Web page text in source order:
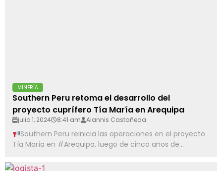
MINERÍA
Southern Peru retoma el desarrollo del
proyecto cuprífero Tía María en Arequipa
julio 1, 2024 8:41 am Alannis Castañeda
Southern Peru reinicia las operaciones en el proyecto
Tía María en #Arequipa, luego de cinco años de...